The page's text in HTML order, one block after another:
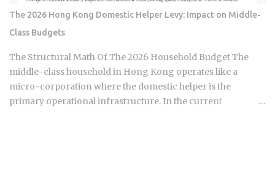
surgical extraction of equity rather than a uniform collapse.
We are seeing a pattern where the "extend and pretend"
strategies of the past eighteen months are hitting a point of
diminishing returns. Borrowers who pushed their
maturities from early 2025 into this...
The 2026 Hong Kong Domestic Helper Levy: Impact on Middle-
Class Budgets
The Structural Math Of The 2026 Household Budget The
middle-class household in Hong Kong operates like a
micro-corporation where the domestic helper is the
primary operational infrastructure. In the current